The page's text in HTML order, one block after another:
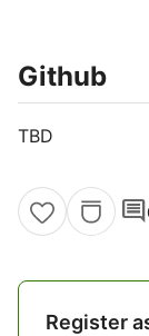
Github
TBD
comment
Register